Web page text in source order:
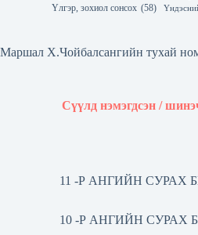
Үлгэр, зохиол сонсох (58)
Маршал Х.Чойбалсангийн тухай
Сүүлд нэмэгдсэн /
11 -Р АНГИЙН СУРАХ
10 -Р АНГИЙН СУРАХ